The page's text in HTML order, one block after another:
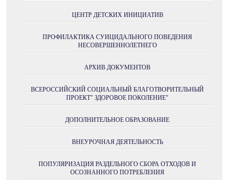
ЦЕНТР ДЕТСКИХ ИНИЦИАТИВ
ПРОФИЛАКТИКА СУИЦИДАЛЬНОГО ПОВЕДЕНИЯ
НЕСОВЕРШЕННОЛЕТНЕГО
АРХИВ ДОКУМЕНТОВ
ВСЕРОССИЙСКИЙ СОЦИАЛЬНЫЙ БЛАГОТВОРИТЕЛЬНЫЙ
ПРОЕКТ" ЗДОРОВОЕ ПОКОЛЕНИЕ"
ДОПОЛНИТЕЛЬНОЕ ОБРАЗОВАНИЕ
ВНЕУРОЧНАЯ ДЕЯТЕЛЬНОСТЬ
ПОПУЛЯРИЗАЦИЯ РАЗДЕЛЬНОГО СБОРА ОТХОДОВ И
ОСОЗНАННОГО ПОТРЕБЛЕНИЯ